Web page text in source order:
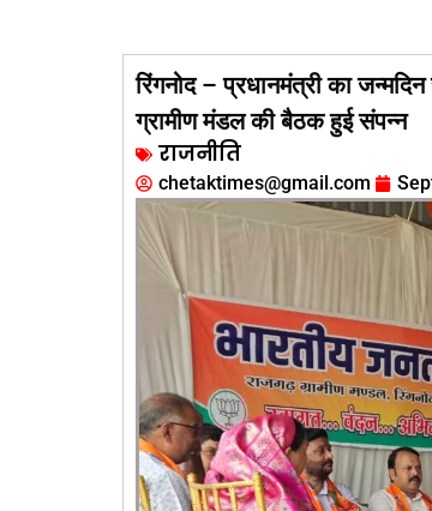
रिंगनोद – प्रधानमंत्री का
ग्रामीण मंडल की बैठक हुई संपन्न
राजनीति
chetaktimes@gmail.com